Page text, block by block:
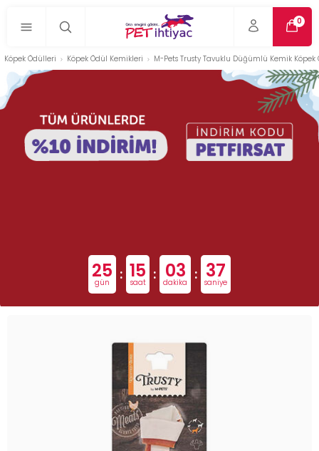
0
Köpek Ödülleri Köpek Ödül Kemikleri M-Pets Trusty Tavuklu Düğümlü Kemik Köpek
25
gün : 15
saat : 03
dakika : 36
saniye